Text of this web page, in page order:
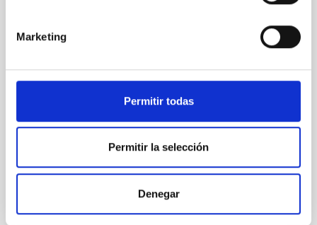
Marketing
Permitir todas
Permitir la selección
Denegar
del Programa de La Radio Canaria
"Soñando Estrellas", emitirá su próximo episodio este
viernes, 21 de noviembre, a las 22:30 horas. El
presentado por Verónica Martín, jefa de la Unidad de
Comunicación y Cultura Científica (UC3) del IAC, con
la de los Observatorios de Canarias a la audiencia
general de una manera accesible. El tema central del